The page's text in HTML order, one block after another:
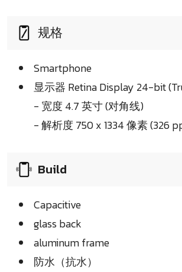
规格
Smartphone
显示器 Retina Display 24-bit
- 宽度 4.7 英寸 (对角线)
- 解析度 750 x 1334 像素 (326
Build
Capacitive
glass back
aluminum frame
防水（抗水）